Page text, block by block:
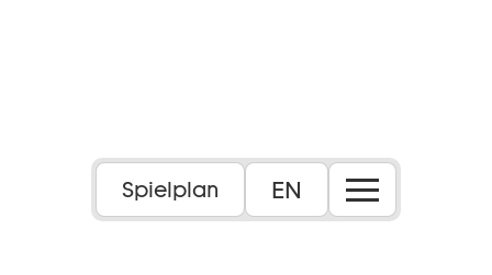
Spielplan EN